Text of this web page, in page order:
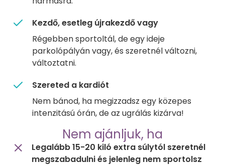
Kezdő, esetleg újrakezdő vagy
Régebben sportoltál, de egy ideje
parkolópályán vagy, és szeretnél változni,
változtatni.
Szereted a kardiót
Nem bánod, ha megizzadsz egy közepes
intenzitású órán, de az ugrálás kizárva!
Nem ajánljuk, ha
Legalább 15-20 kiló extra súlytól szeretnél
megszabadulni és jelenleg nem sportolsz